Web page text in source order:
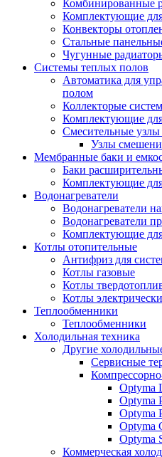
Комбинированные
Комплектующие
Конвекторы
Стальные
Чугунные
Системы теплых полов
Автоматика для
полом
Коллекторые
Комплектующие
Смесительные
Узлы
Мембранные баки и
Баки
Комплектующие
Водонагреватели
Водонагреватели
Водонагреватели
Комплектующие для
Котлы отопительные
Антифриз для
Котлы газовые
Котлы
Котлы
Теплообменники
Теплообменники
Холодильная техника
Другие
Сервисные
Optyma
Optyma
Optyma
Optyma
Optyma
Коммерческая